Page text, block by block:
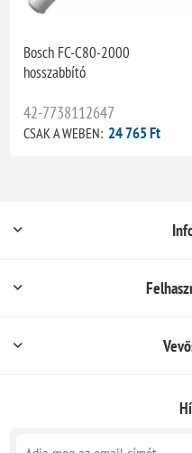
Bosch FC-C80-2000
hosszabbító
42-7738112647
CSAK A WEBEN: 24 765 Ft